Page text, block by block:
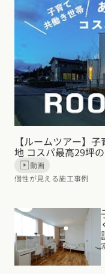
【ルームツアー】
地 コスパ最高29坪
動画
個性が見える施工事例